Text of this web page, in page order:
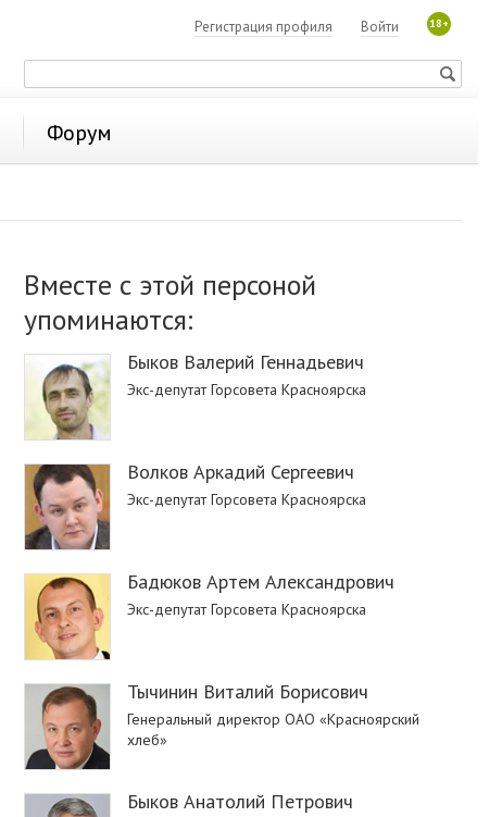
18+
Войти
Регистрация профиля
Форум
Вместе с этой персоной
упоминаются:
Быков Валерий Геннадьевич
Экс-депутат Горсовета Красноярска
Волков Аркадий Сергеевич
Экс-депутат Горсовета Красноярска
Бадюков Артем Александрович
Экс-депутат Горсовета Красноярска
Тычинин Виталий Борисович
Генеральный директор ОАО «Красноярский
хлеб»
Быков Анатолий Петрович